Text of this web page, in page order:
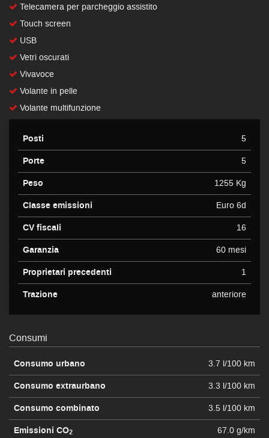
Telecamera per parcheggio assistito
Touch screen
USB
Vetri oscurati
Vivavoce
Volante in pelle
Volante multifunzione
Posti 5
Porte 5
Peso 1255 Kg
Classe emissioni Euro 6d
CV fiscali 16
Garanzia 60 mesi
Proprietari precedenti 1
Trazione anteriore
Consumi
Consumo urbano 3.7 l/100 km
Consumo extraurbano 3.3 l/100 km
Consumo combinato 3.5 l/100 km
Emissioni CO2 67.0 g/km